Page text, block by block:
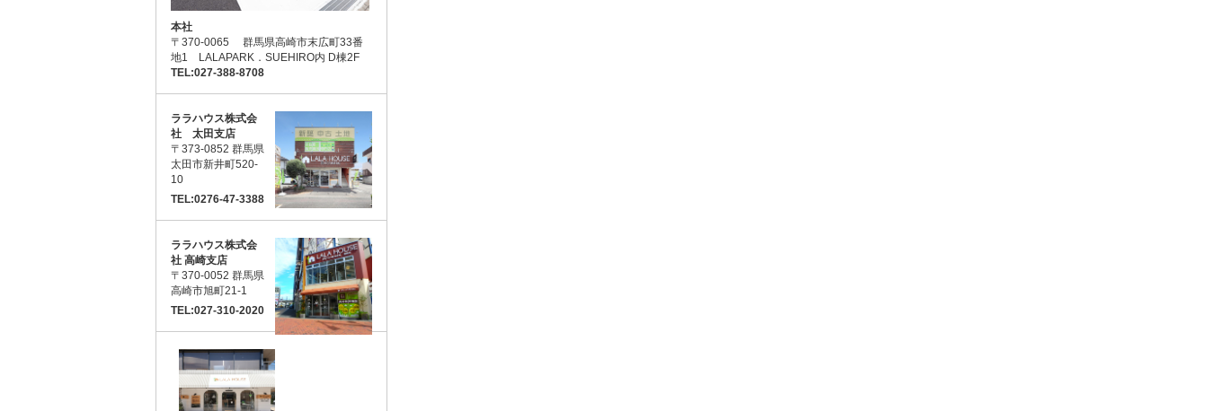
本社
〒370-0065 群馬県高崎市末広町33番
地1 LALAPARK．SUEHIRO内 D棟2F
TEL:027-388-8708
ララハウス株式会
社 太田支店
〒373-0852 群馬県
太田市新井町520-
10
TEL:0276-47-3388
ララハウス株式会
社 高崎支店
〒370-0052 群馬県
高崎市旭町21-1
TEL:027-310-2020